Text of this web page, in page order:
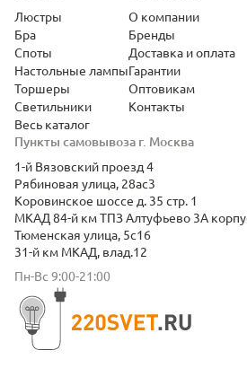
Пункты самовывоза г. Москва
1-й Вязовский проезд 4
Рябиновая улица, 28ас3
Коровинское шоссе д. 35 стр. 1
МКАД 84-й км ТПЗ Алтуфьево 3А
Тюменская улица, 5с16
31-й км МКАД, влад.12
Пн-Вс 9:00-21:00
Люстры
Бра
Споты
Настольные лампы
Торшеры
Светильники
Весь каталог
О компании
Бренды
Доставка и оплата
Гарантии
Оптовикам
Контакты